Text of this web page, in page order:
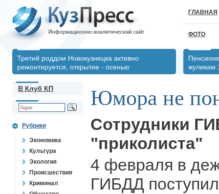
ГЛАВНАЯ
ФОТО
Третий роддом Новокузнецка активно
ремонтируется, открытие - осенью
жуликам
В Клуб КП
Рубрики
Экономика
Культура
Экология
Происшествия
Криминал
Юмора не
Сотрудники
"приколиста"
4 февраля в
ГИБДД